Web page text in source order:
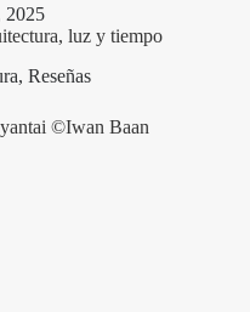
2025
luz y tiempo
, Reseñas